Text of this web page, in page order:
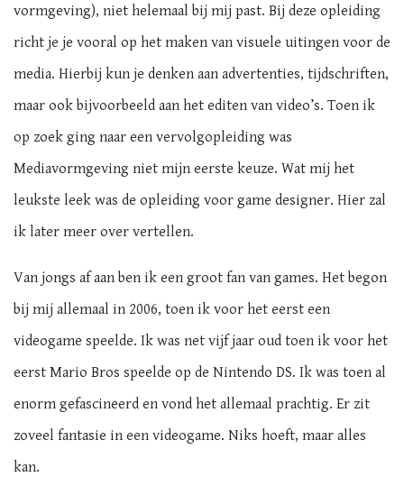
vormgeving), niet helemaal bij mij past. Bij deze opleiding
richt je je vooral op het maken van visuele uitingen voor de
media. Hierbij kun je denken aan advertenties, tijdschriften,
maar ook bijvoorbeeld aan het editen van video’s. Toen ik
op zoek ging naar een vervolgopleiding was
Mediavormgeving niet mijn eerste keuze. Wat mij het
leukste leek was de opleiding voor game designer. Hier zal
ik later meer over vertellen.
Van jongs af aan ben ik een groot fan van games. Het begon
bij mij allemaal in 2006, toen ik voor het eerst een
videogame speelde. Ik was net vijf jaar oud toen ik voor het
eerst Mario Bros speelde op de Nintendo DS. Ik was toen al
enorm gefascineerd en vond het allemaal prachtig. Er zit
zoveel fantasie in een videogame. Niks hoeft, maar alles
kan.